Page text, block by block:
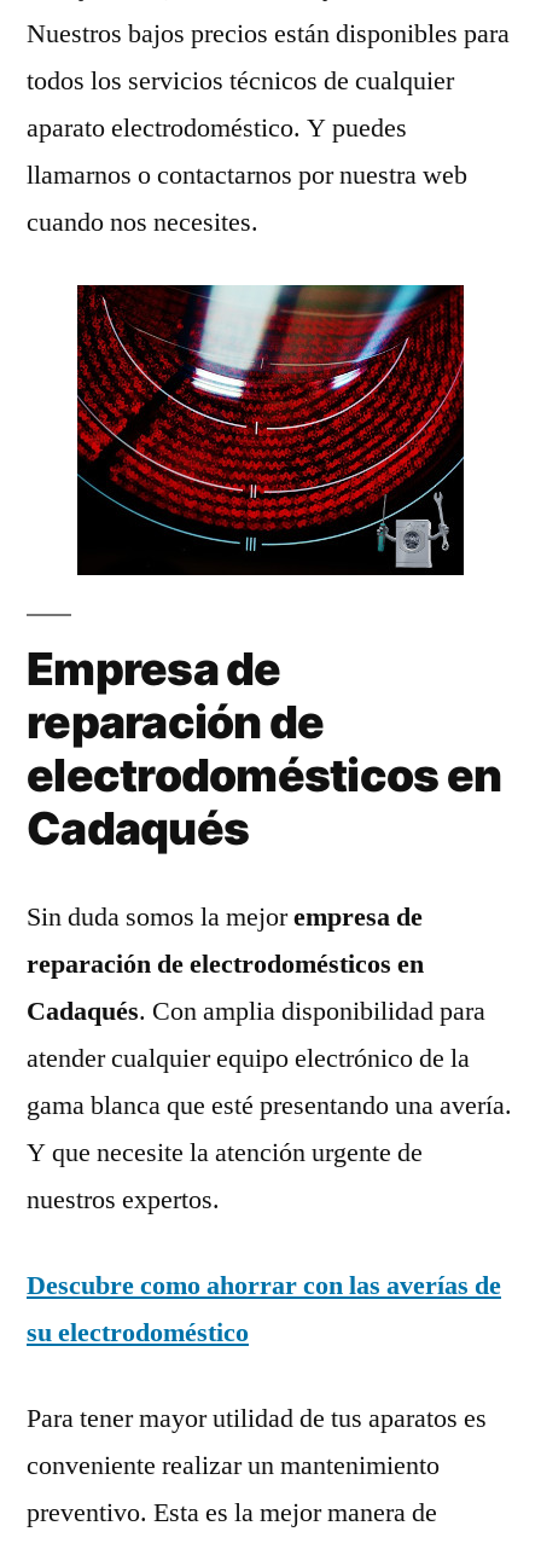
Nuestros bajos precios están disponibles para
todos los servicios técnicos de cualquier
aparato electrodoméstico. Y puedes
llamarnos o contactarnos por nuestra web
cuando nos necesites.
Empresa de
reparación de
electrodomésticos en
Cadaqués
Sin duda somos la mejorempresa de
reparación de electrodomésticos en
Cadaqués. Con amplia disponibilidad para
atender cualquier equipo electrónico de la
gama blanca que esté presentando una avería.
Y que necesite la atención urgente de
nuestros expertos.
Descubre como ahorrar con las averías de
su electrodoméstico
Para tener mayor utilidad de tus aparatos es
conveniente realizar un mantenimiento
preventivo. Esta es la mejor manera de